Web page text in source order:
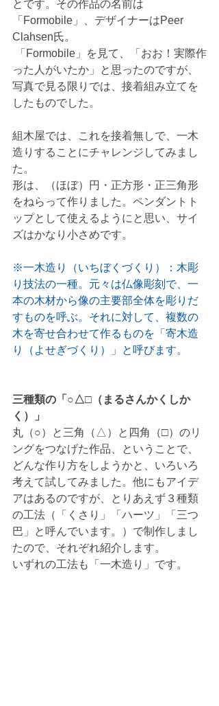
とです。その作品の名前は
「Formobile」、デザイナーはPeer
Clahsen氏。
った人がいたか」と思ったのですが、
写真で見る限りでは、接着組み立てを
したものでした。
組木屋では、これを接着無しで、一木
造りすることにチャレンジしてみまし
た。
形は、（ほぼ）円・正方形・正三角形
をねらって作りました。ペンダントト
ップとして使えるようにと思い、サイ
ズはかなり小さめです。
※一木造り（いちぼくづくり）：木彫
り技法の一種。元々は仏像彫刻で、一
本の木材から像の主要部全体を彫りだ
すものを呼ぶ。それに対して、複数の
木を寄せ合わせて作るものを「寄木造
り（よせぎづくり）」と呼びます。
三種類の「○△□（まるさんかくしか
く）」
丸（○）と三角（△）と四角（□）のリ
ングをつなげた作品、ということで、
どんな作り方をしようかと、いろいろ
考えて試してみました。他にもアイデ
アはあるのですが、とりあえず３種類
の工法（「くさり」「ハーツ」「三つ
巴」と呼んでいます。）で制作しまし
たので、それぞれ紹介します。
いずれの工法も「一木造り」です。